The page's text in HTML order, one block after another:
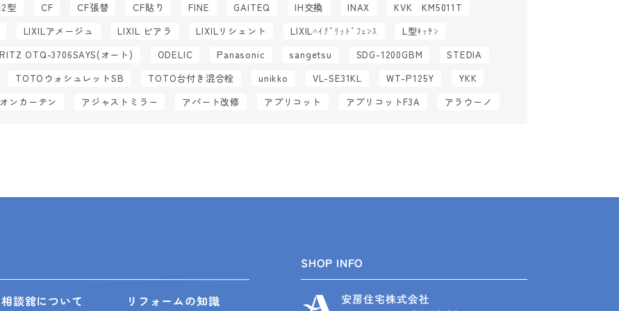
型 CF CF張替 CF貼り FINE GAITEQ IH交換 INAX
KVK KM5011T
LIXILアメージュ LIXIL ピアラ LIXILリシェント LIXILﾊｲｸﾞﾘｯﾄﾞﾌｪﾝｽ
L型ｷｯﾁﾝ
OTQ-3706SAYS(オート) ODELIC Panasonic sangetsu SDG-1200GBM
STEDIA
TOTOウォシュレットSB TOTO台付き混合栓 unikko VL-SE31KL WT-P125Y
YKK
ンカーテン アジャストミラー アパート改修 アプリコット アプリコットF3A アラウーノ
談舘について リフォームの知識
SHOP INFO